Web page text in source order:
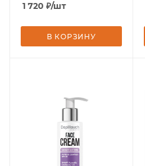
1 720 ₽/шт
В КОРЗИНУ